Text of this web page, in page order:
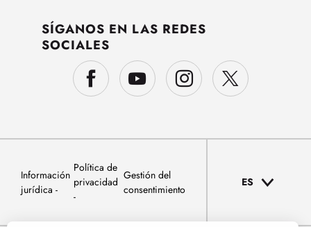
SÍGANOS EN LAS REDES
SOCIALES
Información
jurídica
Política de
privacidad
Gestión del
consentimiento
ES